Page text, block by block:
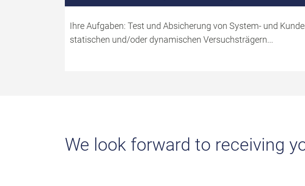
Ihre Aufgaben: Test und Absicherung von System- und
statischen und/oder dynamischen Versuchsträgern...
We look forward to receiving